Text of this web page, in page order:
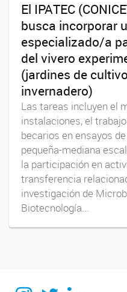
El IPATEC
busca incorporar
especializado/a
del vivero
(jardines de
invernadero)
Las tareas incluyen el
instalaciones, el
becarios en ensayos
pequeña-mediana
la participación en
transferencia
investigación de
Biotecnología...
Instagram
TwitterLinkedin